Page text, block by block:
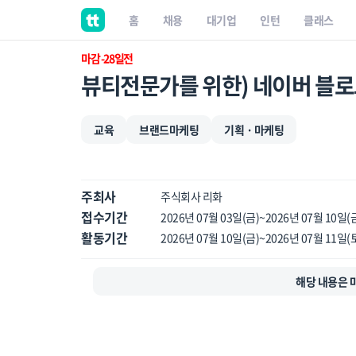
홈 채용 대기업 인턴 클래스
마감 -28일전
뷰티전문가를 위한) 네이버 블
교육 브랜드마케팅 기획 · 마케팅
주최사 주식회사 리화
접수기간 2026년 07월 03일(금)~2026년 07월 10일(
활동기간 2026년 07월 10일(금)~2026년 07월 11일(
해당 내용은